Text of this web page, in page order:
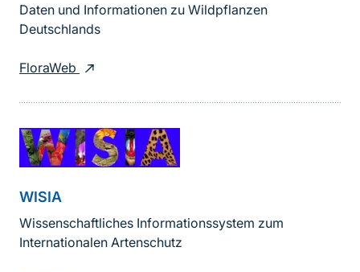
Daten und Informationen zu Wildpflanzen
Deutschlands
FloraWeb
WISIA
Wissenschaftliches Informationssystem zum
Internationalen Artenschutz